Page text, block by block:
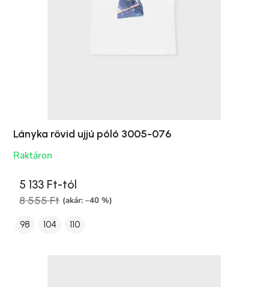
Lányka rövid ujjú póló 3005-076
Raktáron
5 133 Ft-tól
8 555 Ft (akár: –40 %)
98 104 110